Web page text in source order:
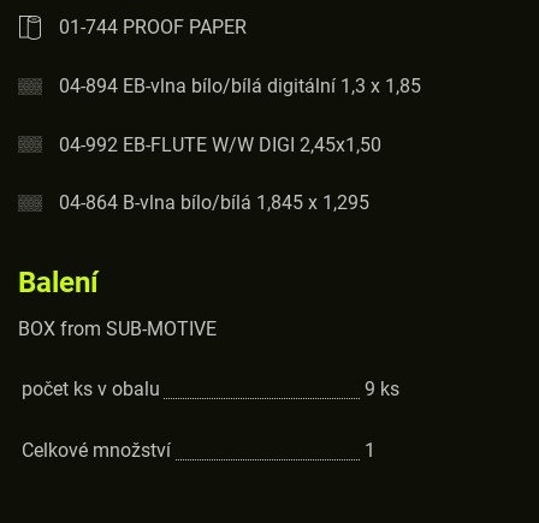
01-744 PROOF PAPER
04-894 EB-vlna bílo/bílá digitální 1,3 x 1,85
04-992 EB-FLUTE W/W DIGI 2,45x1,50
04-864 B-vlna bílo/bílá 1,845 x 1,295
Balení
BOX from SUB-MOTIVE
počet ks v obalu 9 ks
Celkové množství 1